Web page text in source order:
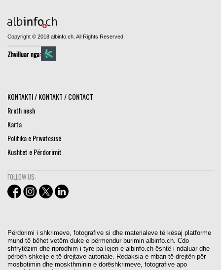
Copyright © 2018 albinfo.ch. All Rights Reserved.
Zhvilluar nga:
KONTAKTI / KONTAKT / CONTACT
Rreth nesh
Karta
Politika e Privatësisë
Kushtet e Përdorimit
FOLLOW US:
Përdorimi i shkrimeve, fotografive si dhe materialeve të kësaj platforme
mund të bëhet vetëm duke e përmendur burimin albinfo.ch. Cdo
shfrytëzim dhe riprodhim i tyre pa lejen e albinfo.ch është i ndaluar dhe
përbën shkelje e të drejtave autoriale. Redaksia e mban të drejtën për
mosbotimin dhe moskthminin e dorëshkrimeve, fotografive apo